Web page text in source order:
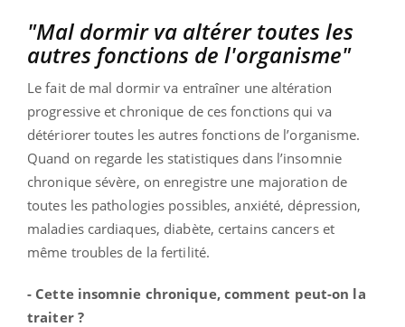
"Mal dormir va altérer toutes les
autres fonctions de l'organisme"
Le fait de mal dormir va entraîner une altération
progressive et chronique de ces fonctions qui va
détériorer toutes les autres fonctions de l’organisme.
Quand on regarde les statistiques dans l’insomnie
chronique sévère, on enregistre une majoration de
toutes les pathologies possibles, anxiété, dépression,
maladies cardiaques, diabète, certains cancers et
même troubles de la fertilité.
- Cette insomnie chronique, comment peut-on la
traiter ?